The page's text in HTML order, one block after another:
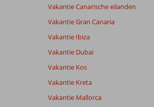
Vakantie Canarische eilanden
Vakantie Gran Canaria
Vakantie Ibiza
Vakantie Dubai
Vakantie Kos
Vakantie Kreta
Vakantie Mallorca